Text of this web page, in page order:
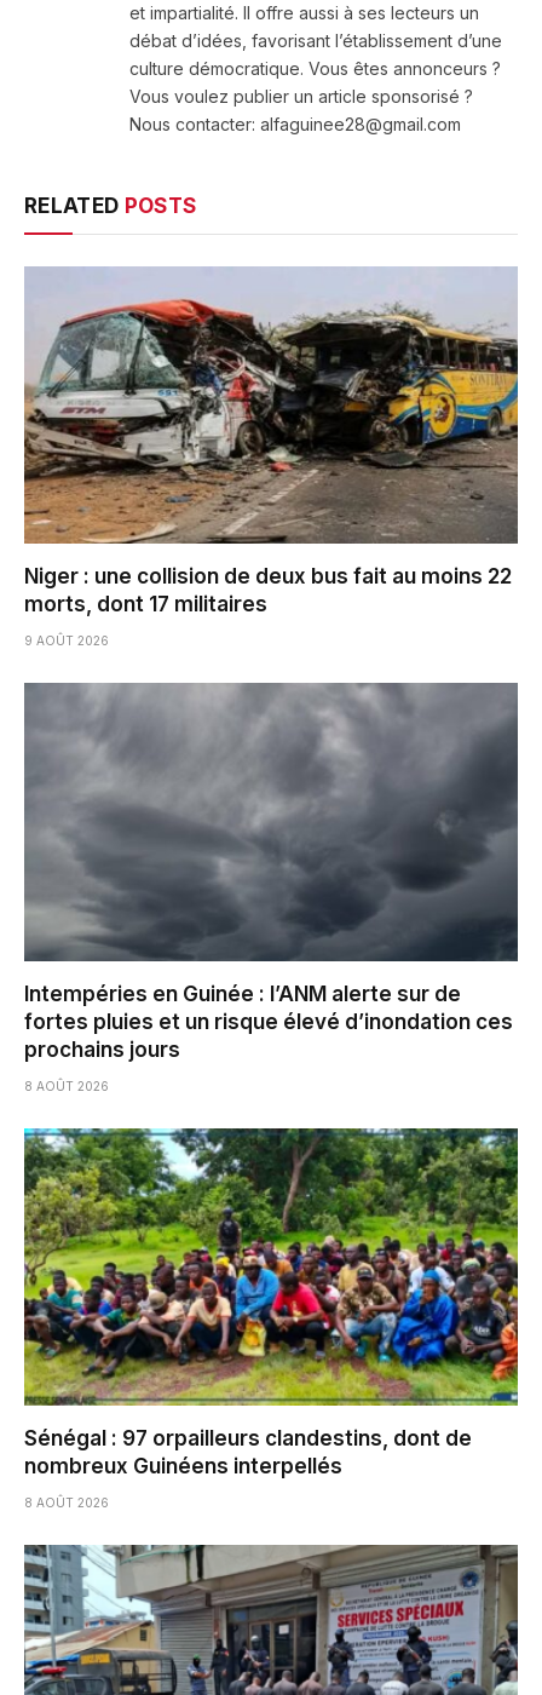
et impartialité. Il offre aussi à ses lecteurs un
débat d’idées, favorisant l’établissement d’une
culture démocratique. Vous êtes annonceurs ?
Vous voulez publier un article sponsorisé ?
Nous contacter: alfaguinee28@gmail.com
RELATED POSTS
Niger : une collision de deux bus fait au moins 22
morts, dont 17 militaires
9 AOÛT 2026
Intempéries en Guinée : l’ANM alerte sur de
fortes pluies et un risque élevé d’inondation ces
prochains jours
8 AOÛT 2026
Sénégal : 97 orpailleurs clandestins, dont de
nombreux Guinéens interpellés
8 AOÛT 2026